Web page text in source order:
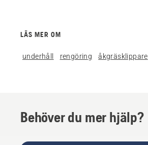
LÄS MER OM
underhåll rengöring åkgräsklippare
Behöver du mer hjälp?